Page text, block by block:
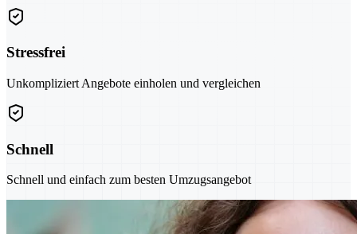
Stressfrei
Unkompliziert Angebote einholen und vergleichen
Schnell
Schnell und einfach zum besten Umzugsangebot